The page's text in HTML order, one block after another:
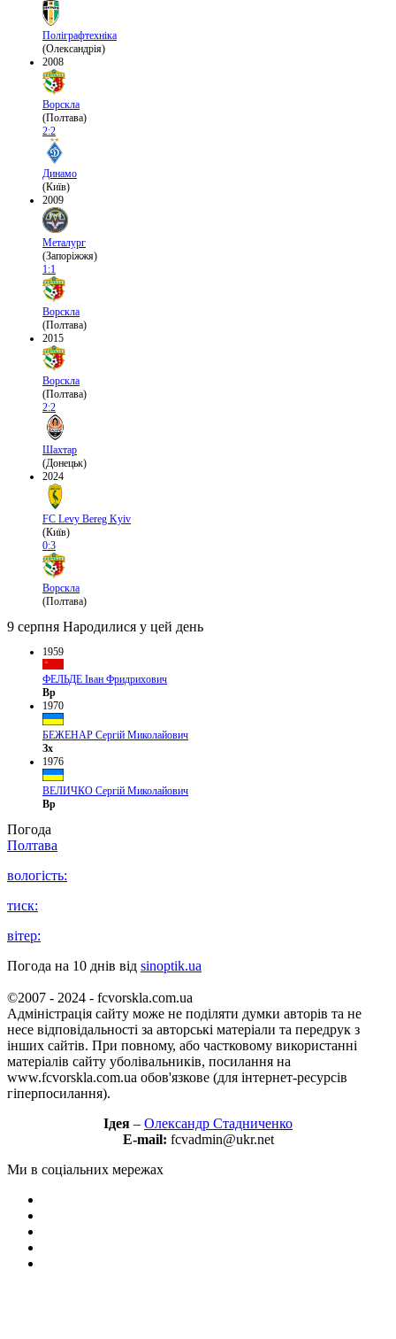
Поліграфтехніка
(Олександрія)
2008
Ворскла
(Полтава)
2:2
Динамо
(Київ)
2009
Металург
(Запоріжжя)
1:1
Ворскла
(Полтава)
2015
Ворскла
(Полтава)
2:2
Шахтар
(Донецьк)
2024
FC Levy Bereg Kyiv
(Київ)
0:3
Ворскла
(Полтава)
9 серпня Народилися у цей день
1959
ФЕЛЬДЕ Іван Фридрихович
Вр
1970
БЕЖЕНАР Сергій Миколайович
Зх
1976
ВЕЛИЧКО Сергій Миколайович
Вр
Погода
Полтава
вологість:
тиск:
вітер:
Погода на 10 днів від sinoptik.ua
©2007 - 2024 - fcvorskla.com.ua
Адміністрація сайту може не поділяти думки авторів та не
несе відповідальності за авторські матеріали та передрук з
інших сайтів. При повному, або частковому використанні
матеріалів сайту уболівальників, посилання на
www.fcvorskla.com.ua обов'язкове (для інтернет-ресурсів
гіперпосилання).
Ідея – Олександр Стадниченко
E-mail: fcvadmin@ukr.net
Ми в соціальних мережах